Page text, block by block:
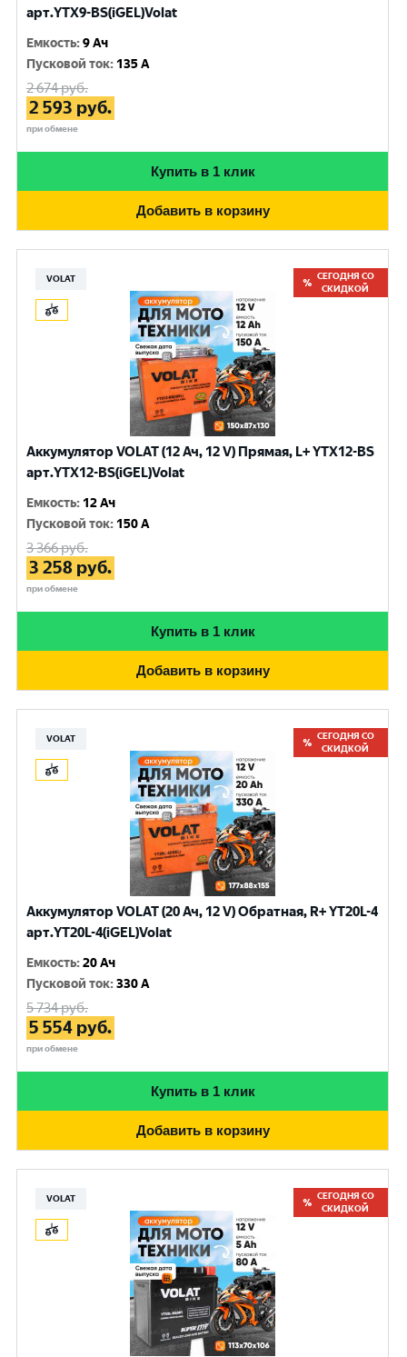
арт.YTX9-BS(iGEL)Volat
Емкость:9 Ач
Пусковой ток: 135 A
2 674руб.
2 593 руб.
при обмене
Купить в 1 клик
Добавить в корзину
VOLAT
СЕГОДНЯ СО
СКИДКОЙ
Аккумулятор VOLAT (12 Ач, 12 V) Прямая, L+ YTX12-BS
арт.YTX12-BS(iGEL)Volat
Емкость: 12 Ач
Пусковой ток: 150 A
3 366руб.
3 258 руб.
при обмене
Купить в 1 клик
Добавить в корзину
VOLAT
СЕГОДНЯ СО
СКИДКОЙ
Аккумулятор VOLAT (20 Ач, 12 V) Обратная, R+ YT20L-4
арт.YT20L-4(iGEL)Volat
Емкость:20 Ач
Пусковой ток:330 A
5 734руб.
5 554 руб.
при обмене
Купить в 1 клик
Добавить в корзину
VOLAT
СЕГОДНЯ СО
СКИДКОЙ